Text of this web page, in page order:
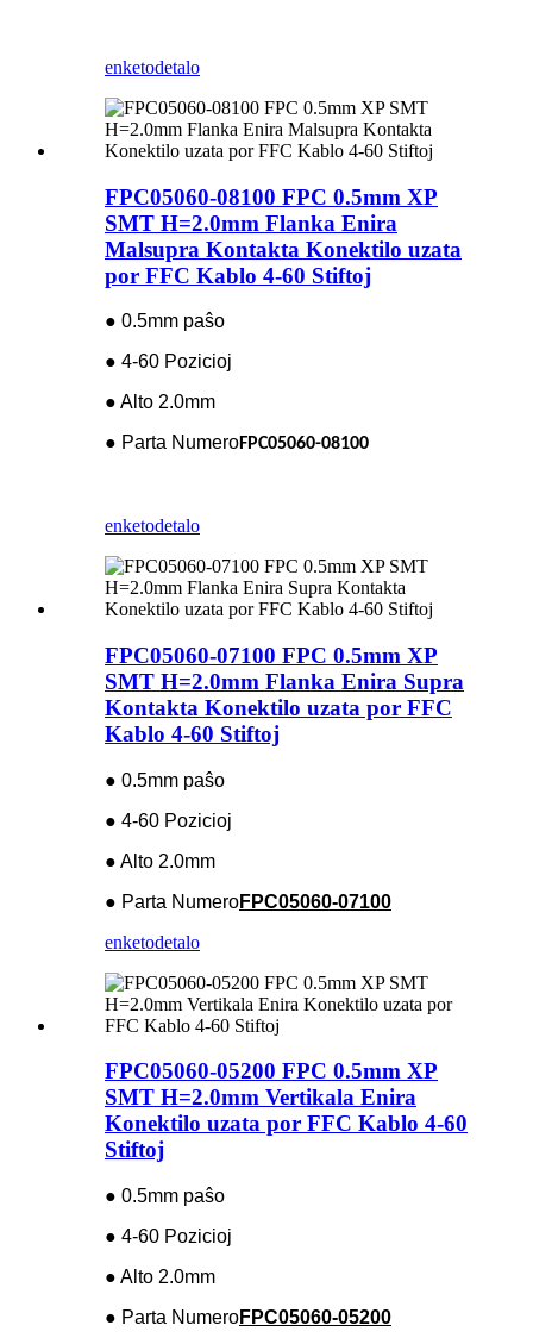
enketodetalo
FPC05060-08100 FPC 0.5mm XP
SMT H=2.0mm Flanka Enira
Malsupra Kontakta Konektilo uzata
por FFC Kablo 4-60 Stiftoj
● 0.5mm paŝo
● 4-60 Pozicioj
● Alto 2.0mm
● Parta NumeroFPC05060-08100
enketodetalo
FPC05060-07100 FPC 0.5mm XP
SMT H=2.0mm Flanka Enira Supra
Kontakta Konektilo uzata por FFC
Kablo 4-60 Stiftoj
● 0.5mm paŝo
● 4-60 Pozicioj
● Alto 2.0mm
● Parta NumeroFPC05060-07100
enketodetalo
FPC05060-05200 FPC 0.5mm XP
SMT H=2.0mm Vertikala Enira
Konektilo uzata por FFC Kablo 4-60
Stiftoj
● 0.5mm paŝo
● 4-60 Pozicioj
● Alto 2.0mm
● Parta NumeroFPC05060-05200